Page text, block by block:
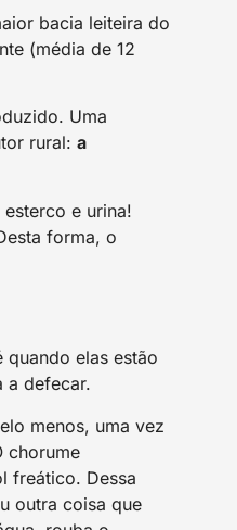
bacia leiteira do
(média de 12
Uma
rural: a
e urina!
forma, o
elas estão
a defecar.
menos, uma vez
chorume
freático. Dessa
outra coisa que